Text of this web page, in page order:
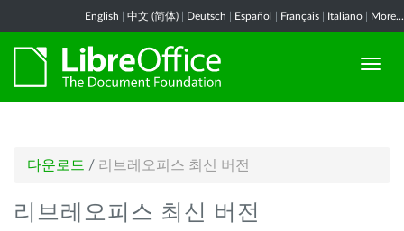
English 中文 (简体) Deutsch Español Français Italiano More...
다운로드 / 리브레오피스 최신 버전
리브레오피스 최신 버전